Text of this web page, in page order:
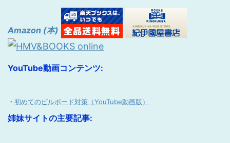
Amazon (本)
YouTube動画コンテンツ:
・ 初めてのビルボード対策（YouTube動画版）
姉妹サイトの主要記事: